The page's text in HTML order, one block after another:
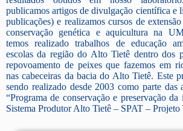
publicamos artigos de divulgação científica e
publicações) e realizamos cursos de
conservação genética e aquicultura na
temos realizado trabalhos de educação
escolas da região do Alto Tietê dentro dos
repovoamento de peixes que fazemos em
nas cabeceiras da bacia do Alto Tietê. Este
sendo realizado desde 2003 como parte das
“Programa de conservação e preservação
Sistema Produtor Alto Tietê – SPAT – Projeto